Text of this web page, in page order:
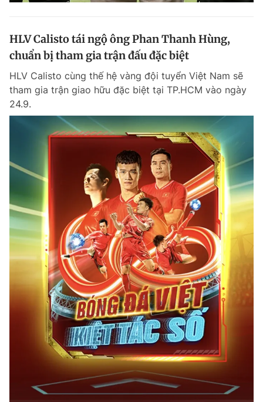
HLV Calisto tái ngộ ông Phan Thanh Hùng,
chuẩn bị tham gia trận đấu đặc biệt
HLV Calisto cùng thế hệ vàng đội tuyển Việt Nam sẽ
tham gia trận giao hữu đặc biệt tại TP.HCM vào ngày
24.9.